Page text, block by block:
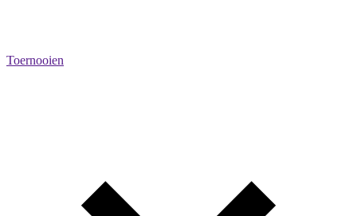
Toernooien